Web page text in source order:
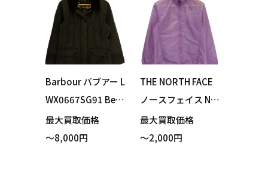
サイズ ポーチ付き
買い取りました！
Barbour バブアー L
WX0667SG91 Bea
dnell Wax Jacket
オイルドジャケッ
最大買取価格
～8,000円
THE NORTH FACE
ノースフェイス NP
W22171 Impulse R
acing Jacket イン
最大買取価格
～2,000円